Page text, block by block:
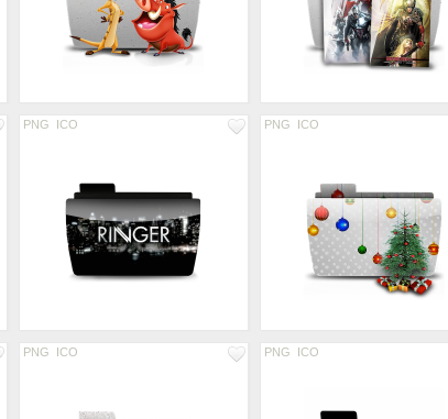
PNG ICO PNG ICO
PNG ICO PNG ICO